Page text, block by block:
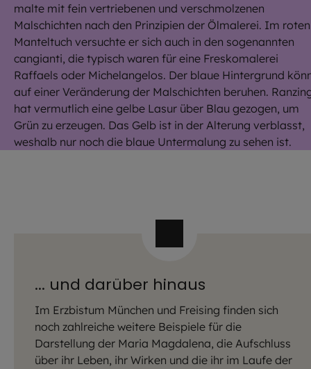
malte mit fein vertriebenen und verschmolzenen
Malschichten nach den Prinzipien der Ölmalerei. Im roten
Manteltuch versuchte er sich auch in den sogenannten
cangianti, die typisch waren für eine Freskomalerei
Raffaels oder Michelangelos. Der blaue Hintergrund
auf einer Veränderung der Malschichten beruhen.
hat vermutlich eine gelbe Lasur über Blau gezogen, um
Grün zu erzeugen. Das Gelb ist in der Alterung verblasst,
weshalb nur noch die blaue Untermalung zu sehen ist.
... und darüber hinaus
Im Erzbistum München und Freising finden sich
noch zahlreiche weitere Beispiele für die
Darstellung der Maria Magdalena, die Aufschluss
über ihr Leben, ihr Wirken und die ihr im Laufe der